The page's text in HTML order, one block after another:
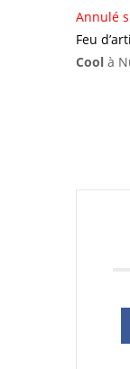
Annulé
Feu
Cool à